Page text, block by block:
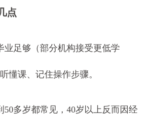
点
业足够（部分机构接受更低学
懂课、记住操作步骤。
50多岁都常见，40岁以上反而因经